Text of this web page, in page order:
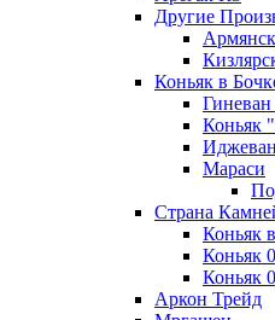
Другие
Коньяк в
Мараси
Страна
Коньяк
Коньяк
Коньяк
Аркон Трейд